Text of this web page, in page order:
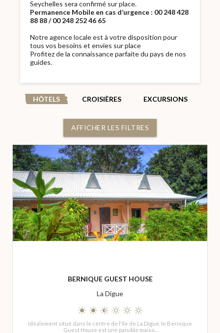
Seychelles sera confirmé sur place.
Permanence Mobile en cas d’urgence : 00 248 428
88 88 / 00 248 252 46 65
Notre agence locale est à votre disposition pour
tous vos besoins et envies sur place
Profitez de la connaissance parfaite du pays de nos
guides.
HÔTELS CROISIÈRES EXCURSIONS
AFFICHER LES FILTRES
BERNIQUE GUEST HOUSE
La Digue
Idéalement situé dans le centre de l'île de La Digue, le Bernique
Guest House est une paisible maiso...